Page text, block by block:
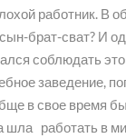
работник. В
брат-сват? И
соблюдать
заведение,
в свое время
шла работать в